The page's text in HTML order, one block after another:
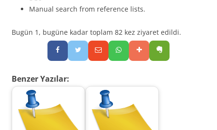
Manual search from reference lists.
Bugün 1, bugüne kadar toplam 82 kez ziyaret edildi.
Benzer Yazılar: